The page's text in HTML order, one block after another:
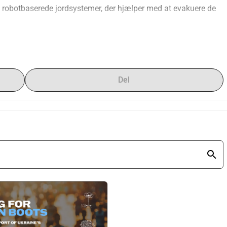
jordsystemer, der hjælper med at evakuere de
koordineres af Hurkit, en NGO med base i Kyiv, som vi
de Abril
‘Jeg løber for dem i støvler’ og har mulighed for at
Del